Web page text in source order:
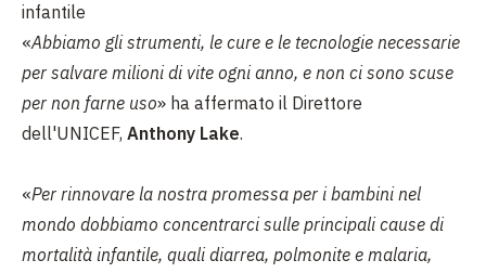
infantile
«Abbiamo gli strumenti, le cure e le tecnologie necessarie
per salvare milioni di vite ogni anno, e non ci sono scuse
per non farne uso» ha affermato il Direttore
dell'UNICEF, Anthony Lake.
«Per rinnovare la nostra promessa per i bambini nel
mondo dobbiamo concentrarci sulle principali cause di
mortalità infantile, quali diarrea, polmonite e malaria,